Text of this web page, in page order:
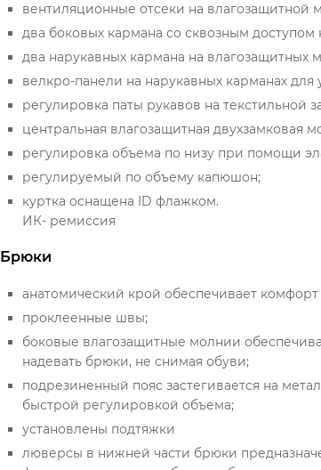
вентиляционные отсеки на
два боковых кармана со сквозным доступом
два нарукавных кармана на влагозащитных
велкро-панели на нарукавных карманах для
регулировка паты рукавов на текстильной
центральная влагозащитная двухзамковая
регулировка объема по низу при помощи
регулируемый по объему капюшон;
куртка оснащена ID флажком.
ИК- ремиссия
Брюки
анатомический крой обеспечивает
проклеенные швы;
боковые влагозащитные молнии
надевать брюки, не снимая обуви;
подрезиненный пояс застегивается на
быстрой регулировкой объема;
установлены подтяжки
люверсы в нижней части брюки